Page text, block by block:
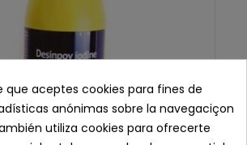
que aceptes cookies para fines de
anónimas sobre la navegaciçon
utiliza cookies para ofrecerte